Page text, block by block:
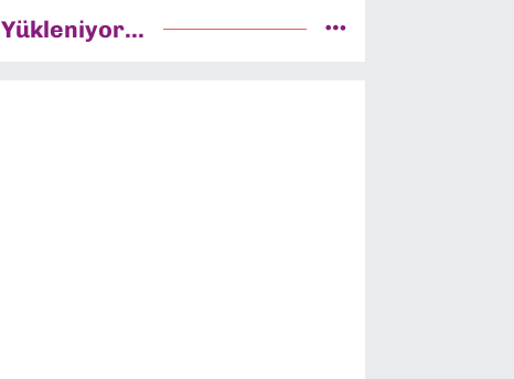
Yükleniyor...